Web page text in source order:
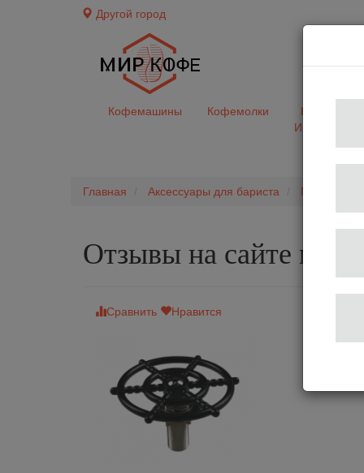
Другой город
Кофемашины Кофемолки
Кофе&Чай
Ингредиенты
Главная Аксессуары для бариста Мойки для
Отзывы на сайте
Сравнить Нравится